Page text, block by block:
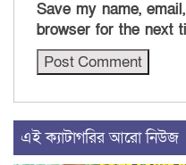
Save my name,
browser for the next
এই ক্যাটাগরির আরো নিউজ